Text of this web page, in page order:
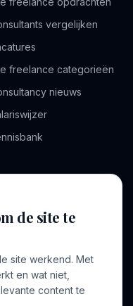
vergelijken
freelance categorieën
nieuws
CONSULTANTS
de site te
site werkend. Met
en wat niet,
content te